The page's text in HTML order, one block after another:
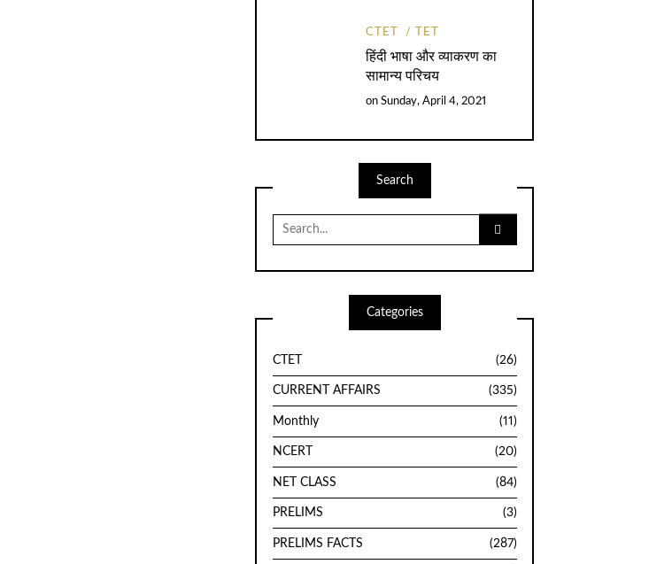
CTET TET
हिंदी भाषा और व्याकरण का
सामान्य परिचय
on Sunday, April 4, 2021
Search
Search
for:
Categories
CTET (26)
CURRENT AFFAIRS (335)
Monthly (11)
NCERT (20)
NET CLASS (84)
PRELIMS (3)
PRELIMS FACTS (287)